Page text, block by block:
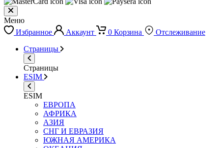
Меню
Избранное
Аккаунт 0 Корзина
Отслеживание
Страницы
Страницы
ESIM
ESIM
ЕВРОПА
АФРИКА
АЗИЯ
СНГ И ЕВРАЗИЯ
ЮЖНАЯ АМЕРИКА